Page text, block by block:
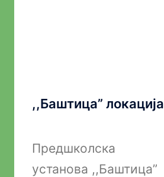
,,Баштица” локација
Предшколска
установа ,,Баштица”